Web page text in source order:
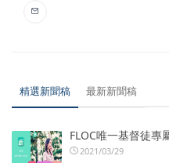
精選新聞稿 最新新聞稿
FLOC唯一基督徒專
2021/03/29